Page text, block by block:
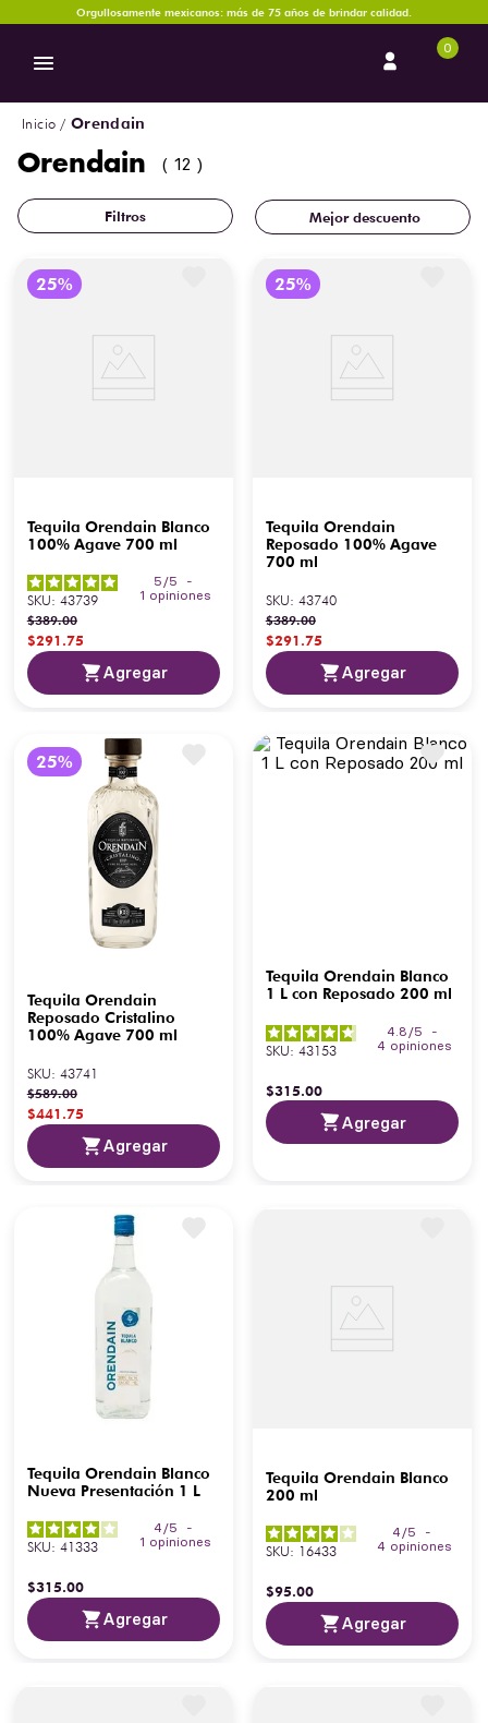
Orgullosamente mexicanos: más de 75 años de brindar calidad.
0
Orendain
Orendain 12
Mejor descuento
Tequila Orendain Blanco
100% Agave 700 ml
5/5
-
1 opiniones
SKU: 43739
$389.00
$291.75
Agregar
Tequila Orendain
Reposado 100% Agave
700 ml
SKU: 43740
$389.00
$291.75
Agregar
Tequila Orendain
Reposado Cristalino
100% Agave 700 ml
SKU: 43741
$589.00
$441.75
Agregar
Tequila Orendain Blanco
1 L con Reposado 200 ml
4.8 /5
-
4 opiniones
SKU: 43153
$315.00
Agregar
Tequila Orendain Blanco
Nueva Presentación 1 L
4/5
-
1 opiniones
SKU: 41333
$315.00
Agregar
Tequila Orendain Blanco
200 ml
4/5
-
4 opiniones
SKU: 16433
$95.00
Agregar